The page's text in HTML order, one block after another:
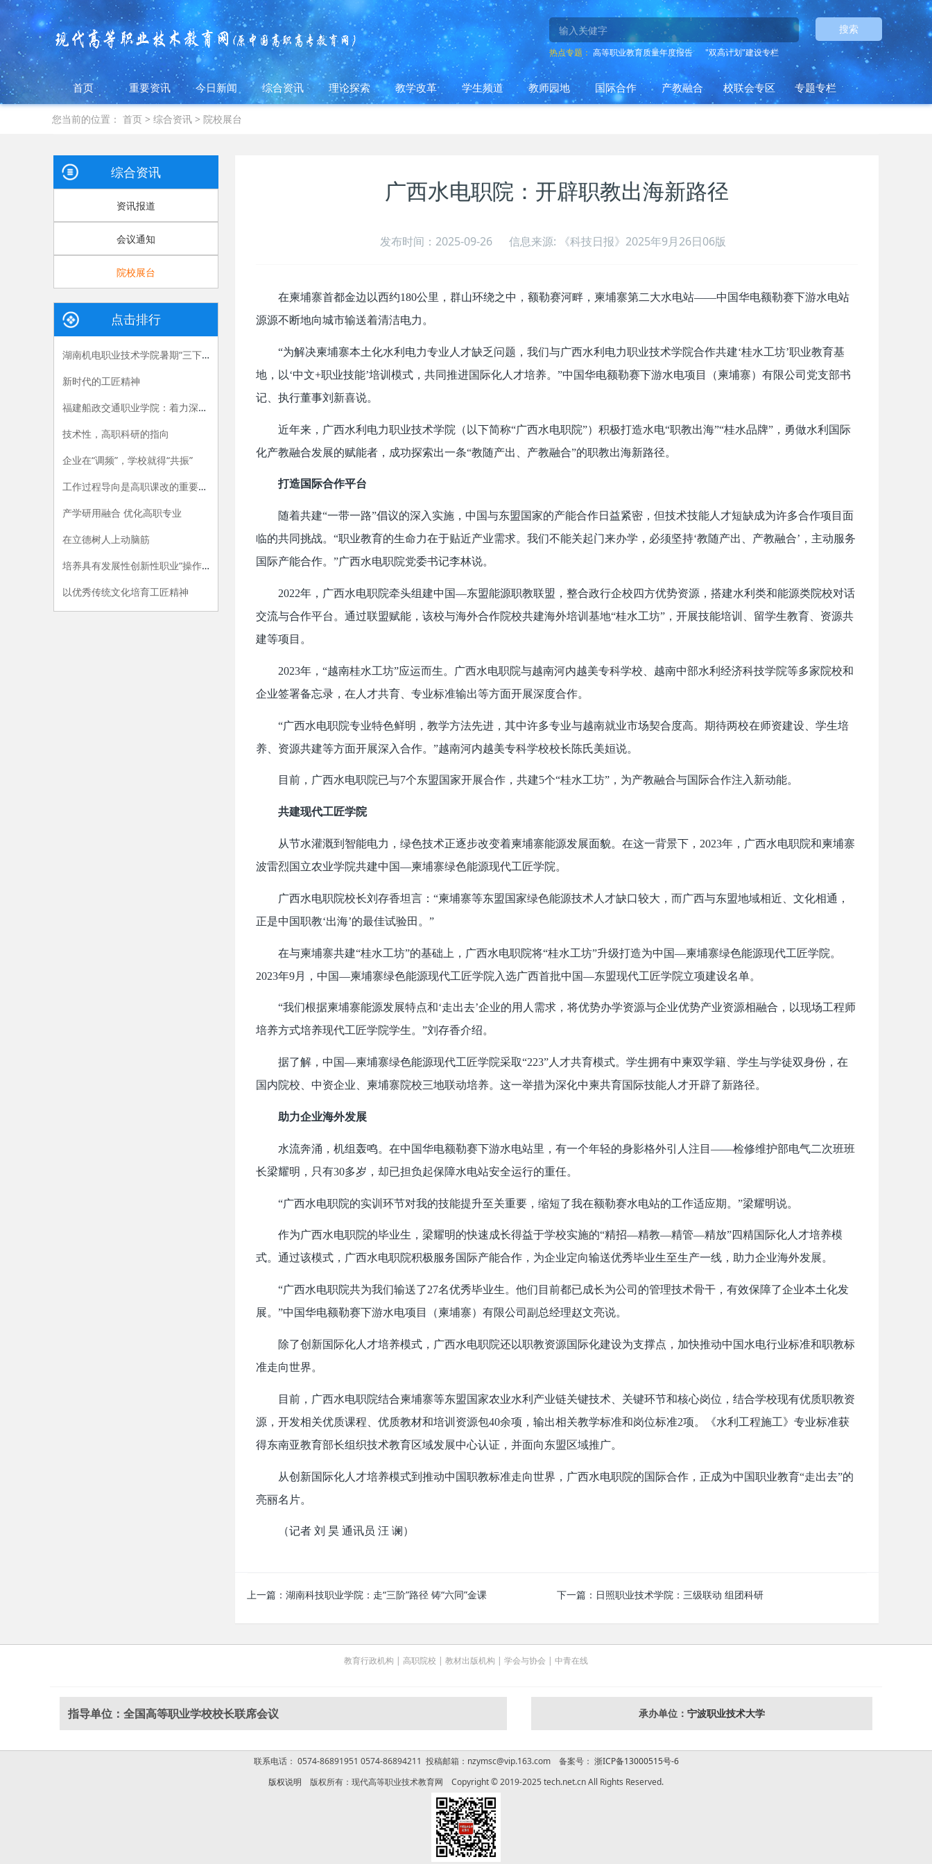
搜索
热点专题： 高等职业教育质量年度报告 "双高计划"建设专栏
首页 重要资讯 今日新闻 综合资讯 理论探索 教学改革 学生频道 教师园地 国际合作 产教融合 校联会专区 专题专栏
您当前的位置： 首页> 综合资讯> 院校展台
广西水电职院：开辟职教出海新路径
发布时间：2025-09-26 信息来源: 《科技日报》2025年9月26日06版
在柬埔寨首都金边以西约180公里，群山环绕之中，额勒赛河畔，柬埔寨第二大水电站——中国华电额勒赛下游水电站
源源不断地向城市输送着清洁电力。
“为解决柬埔寨本土化水利电力专业人才缺乏问题，我们与广西水利电力职业技术学院合作共建‘桂水工坊’职业教育基
地，以‘中文+职业技能’培训模式，共同推进国际化人才培养。”中国华电额勒赛下游水电项目（柬埔寨）有限公司党支部书
记、执行董事刘新喜说。
近年来，广西水利电力职业技术学院（以下简称“广西水电职院”）积极打造水电“职教出海”“桂水品牌”，勇做水利国际
化产教融合发展的赋能者，成功探索出一条“教随产出、产教融合”的职教出海新路径。
打造国际合作平台
随着共建“一带一路”倡议的深入实施，中国与东盟国家的产能合作日益紧密，但技术技能人才短缺成为许多合作项目面
临的共同挑战。“职业教育的生命力在于贴近产业需求。我们不能关起门来办学，必须坚持‘教随产出、产教融合’，主动服务
国际产能合作。”广西水电职院党委书记李林说。
2022年，广西水电职院牵头组建中国—东盟能源职教联盟，整合政行企校四方优势资源，搭建水利类和能源类院校对话
交流与合作平台。通过联盟赋能，该校与海外合作院校共建海外培训基地“桂水工坊”，开展技能培训、留学生教育、资源共
建等项目。
2023年，“越南桂水工坊”应运而生。广西水电职院与越南河内越美专科学校、越南中部水利经济科技学院等多家院校和
企业签署备忘录，在人才共育、专业标准输出等方面开展深度合作。
“广西水电职院专业特色鲜明，教学方法先进，其中许多专业与越南就业市场契合度高。期待两校在师资建设、学生培
养、资源共建等方面开展深入合作。”越南河内越美专科学校校长陈氏美姮说。
目前，广西水电职院已与7个东盟国家开展合作，共建5个“桂水工坊”，为产教融合与国际合作注入新动能。
共建现代工匠学院
从节水灌溉到智能电力，绿色技术正逐步改变着柬埔寨能源发展面貌。在这一背景下，2023年，广西水电职院和柬埔寨
波雷烈国立农业学院共建中国—柬埔寨绿色能源现代工匠学院。
广西水电职院校长刘存香坦言：“柬埔寨等东盟国家绿色能源技术人才缺口较大，而广西与东盟地域相近、文化相通，
正是中国职教‘出海’的最佳试验田。”
在与柬埔寨共建“桂水工坊”的基础上，广西水电职院将“桂水工坊”升级打造为中国—柬埔寨绿色能源现代工匠学院。
2023年9月，中国—柬埔寨绿色能源现代工匠学院入选广西首批中国—东盟现代工匠学院立项建设名单。
“我们根据柬埔寨能源发展特点和‘走出去’企业的用人需求，将优势办学资源与企业优势产业资源相融合，以现场工程师
培养方式培养现代工匠学院学生。”刘存香介绍。
据了解，中国—柬埔寨绿色能源现代工匠学院采取“223”人才共育模式。学生拥有中柬双学籍、学生与学徒双身份，在
国内院校、中资企业、柬埔寨院校三地联动培养。这一举措为深化中柬共育国际技能人才开辟了新路径。
助力企业海外发展
水流奔涌，机组轰鸣。在中国华电额勒赛下游水电站里，有一个年轻的身影格外引人注目——检修维护部电气二次班班
长梁耀明，只有30多岁，却已担负起保障水电站安全运行的重任。
“广西水电职院的实训环节对我的技能提升至关重要，缩短了我在额勒赛水电站的工作适应期。”梁耀明说。
作为广西水电职院的毕业生，梁耀明的快速成长得益于学校实施的“精招—精教—精管—精放”四精国际化人才培养模
式。通过该模式，广西水电职院积极服务国际产能合作，为企业定向输送优秀毕业生至生产一线，助力企业海外发展。
“广西水电职院共为我们输送了27名优秀毕业生。他们目前都已成长为公司的管理技术骨干，有效保障了企业本土化发
展。”中国华电额勒赛下游水电项目（柬埔寨）有限公司副总经理赵文亮说。
除了创新国际化人才培养模式，广西水电职院还以职教资源国际化建设为支撑点，加快推动中国水电行业标准和职教标
准走向世界。
目前，广西水电职院结合柬埔寨等东盟国家农业水利产业链关键技术、关键环节和核心岗位，结合学校现有优质职教资
源，开发相关优质课程、优质教材和培训资源包40余项，输出相关教学标准和岗位标准2项。《水利工程施工》专业标准获
得东南亚教育部长组织技术教育区域发展中心认证，并面向东盟区域推广。
从创新国际化人才培养模式到推动中国职教标准走向世界，广西水电职院的国际合作，正成为中国职业教育“走出去”的
亮丽名片。
（记者 刘 昊 通讯员 汪 谰）
上一篇： 湖南科技职业学院：走“三阶”路径 铸“六同”金课 下一篇： 日照职业技术学院：三级联动 组团科研
综合资讯
资讯报道
会议通知
院校展台
点击排行
湖南机电职业技术学院暑期“三下乡”：长大后，我就成了你
新时代的工匠精神
福建船政交通职业学院：着力深化产教融合，“六招”助推职教供给侧改革
技术性，高职科研的指向
企业在“调频”，学校就得“共振”
工作过程导向是高职课改的重要指导原则
产学研用融合 优化高职专业
在立德树人上动脑筋
培养具有发展性创新性职业“操作手”
以优秀传统文化培育工匠精神
教育行政机构 | 高职院校 | 教材出版机构 | 学会与协会 | 中青在线
指导单位：全国高等职业学校校长联席会议 承办单位： 宁波职业技术大学
联系电话： 0574-86891951 0574-86894211 投稿邮箱：nzymsc@vip.163.com 备案号： 浙ICP备13000515号-6
版权说明 版权所有：现代高等职业技术教育网 Copyright © 2019-2025 tech.net.cn All Rights Reserved.